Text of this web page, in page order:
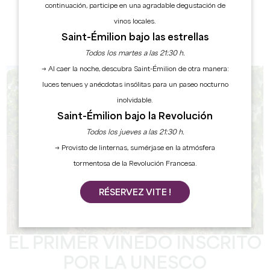
continuación, participe en una agradable degustación de
vinos locales.
Saint-Émilion bajo las estrellas
Todos los martes a las 21:30 h.
→ Al caer la noche, descubra Saint-Émilion de otra manera:
luces tenues y anécdotas insólitas para un paseo nocturno
inolvidable.
Saint-Émilion bajo la Revolución
Todos los jueves a las 21:30 h.
→ Provisto de linternas, sumérjase en la atmósfera
tormentosa de la Revolución Francesa.
RÉSERVEZ VITE !